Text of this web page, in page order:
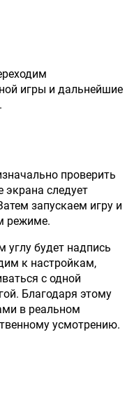
игры и дальнейшие
проверить
экрана следует
запускаем игру и
режиме.
углу будет надпись
к настройкам,
с одной
Благодаря этому
в реальном
усмотрению.